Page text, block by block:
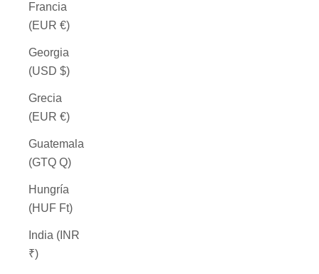
Francia
(EUR €)
Georgia
(USD $)
Grecia
(EUR €)
Guatemala
(GTQ Q)
Hungría
(HUF Ft)
India (INR
₹)